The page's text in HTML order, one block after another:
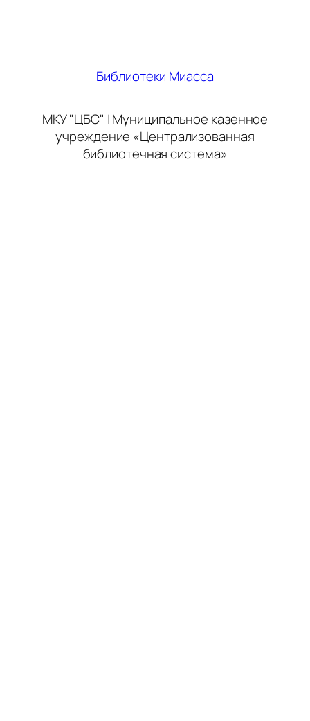
Библиотеки Миасса
МКУ "ЦБС" | Муниципальное казенное
учреждение «Централизованная
библиотечная система»